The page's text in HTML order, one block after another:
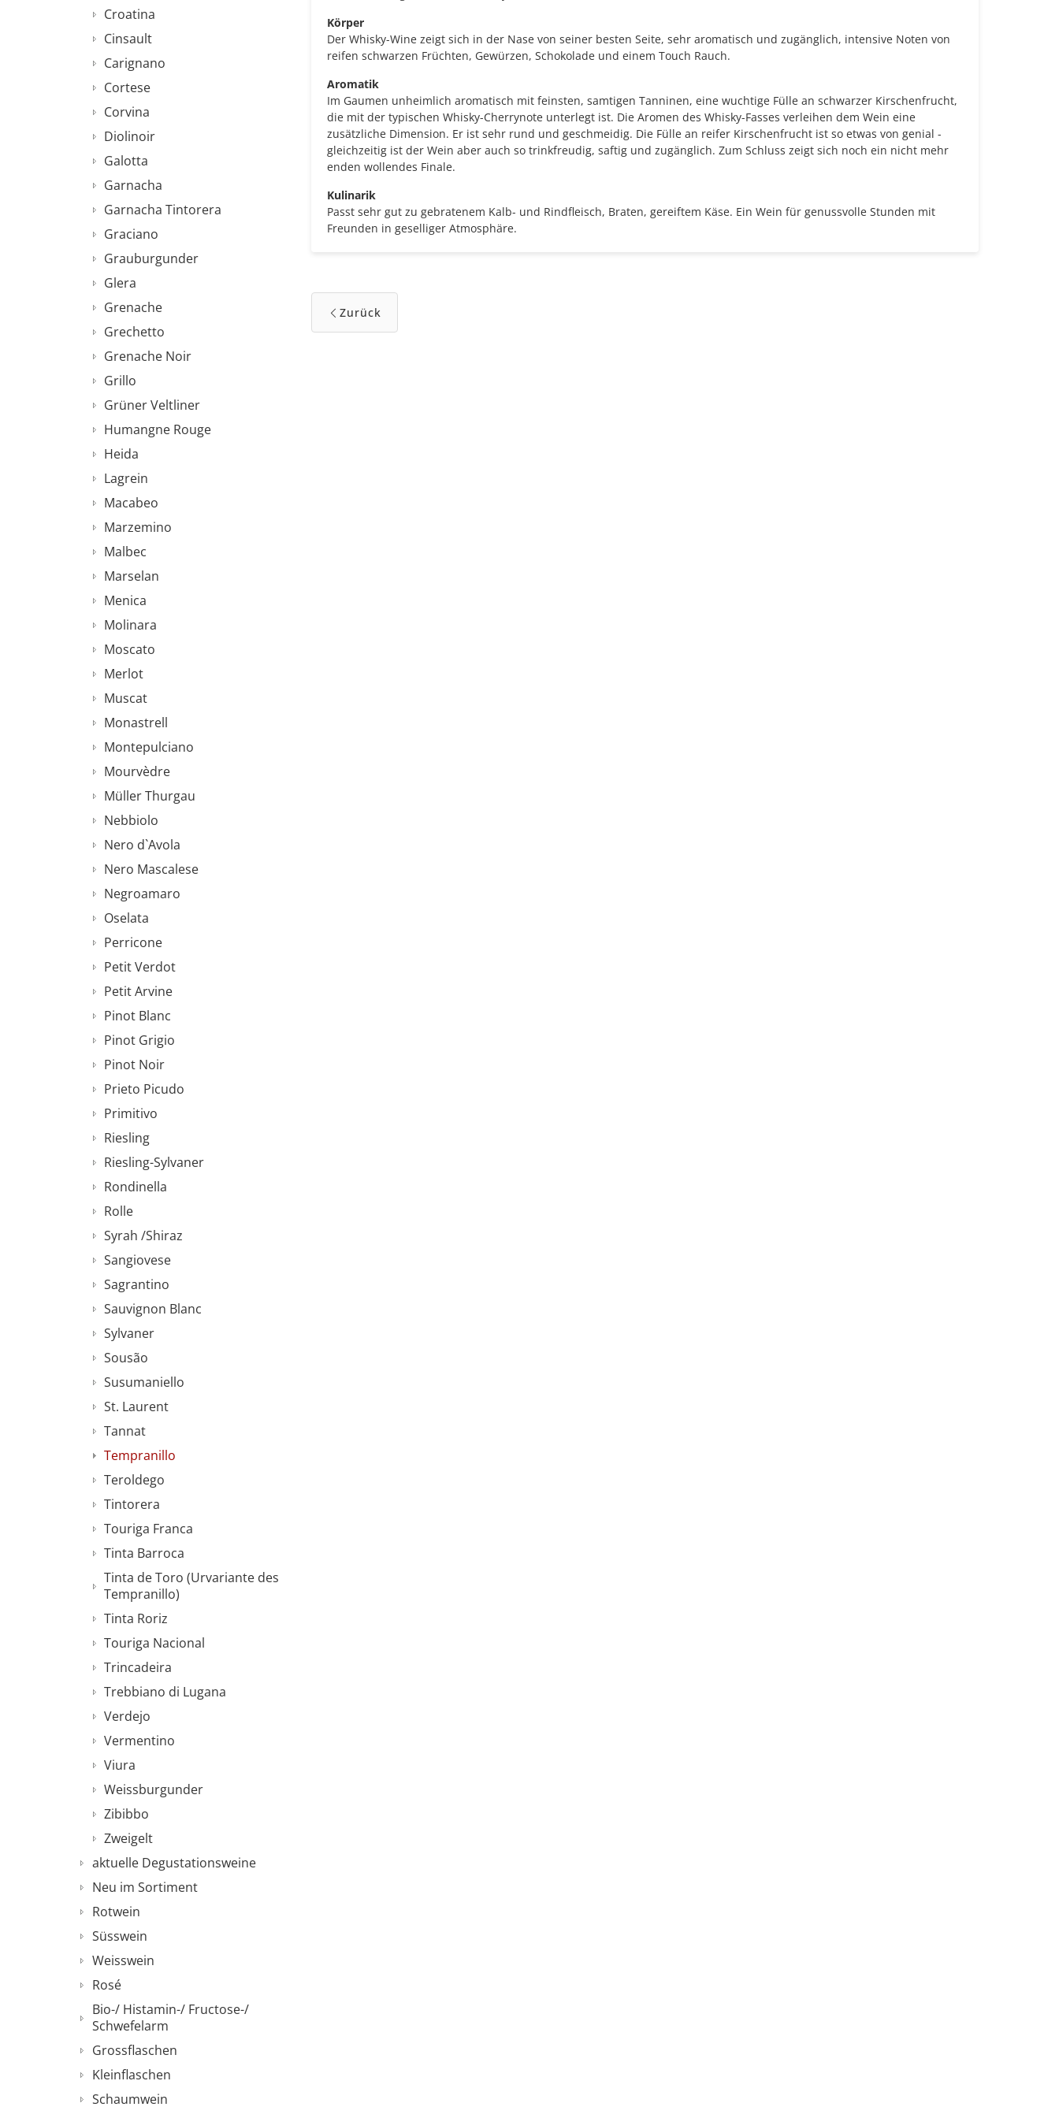
Körper
Der Whisky-Wine zeigt sich in der Nase von seiner besten Seite, sehr aromatisch und zugänglich, intensive Noten von
reifen schwarzen Früchten, Gewürzen, Schokolade und einem Touch Rauch.
Aromatik
Im Gaumen unheimlich aromatisch mit feinsten, samtigen Tanninen, eine wuchtige Fülle an schwarzer Kirschenfrucht,
die mit der typischen Whisky-Cherrynote unterlegt ist. Die Aromen des Whisky-Fasses verleihen dem Wein eine
zusätzliche Dimension. Er ist sehr rund und geschmeidig. Die Fülle an reifer Kirschenfrucht ist so etwas von genial -
gleichzeitig ist der Wein aber auch so trinkfreudig, saftig und zugänglich. Zum Schluss zeigt sich noch ein nicht mehr
enden wollendes Finale.
Kulinarik
Passt sehr gut zu gebratenem Kalb- und Rindfleisch, Braten, gereiftem Käse. Ein Wein für genussvolle Stunden mit
Freunden in geselliger Atmosphäre.
Zurück
Croatina
Cinsault
Carignano
Cortese
Corvina
Diolinoir
Galotta
Garnacha
Garnacha Tintorera
Graciano
Grauburgunder
Glera
Grenache
Grechetto
Grenache Noir
Grillo
Grüner Veltliner
Humangne Rouge
Heida
Lagrein
Macabeo
Marzemino
Malbec
Marselan
Menica
Molinara
Moscato
Merlot
Muscat
Monastrell
Montepulciano
Mourvèdre
Müller Thurgau
Nebbiolo
Nero d`Avola
Nero Mascalese
Negroamaro
Oselata
Perricone
Petit Verdot
Petit Arvine
Pinot Blanc
Pinot Grigio
Pinot Noir
Prieto Picudo
Primitivo
Riesling
Riesling-Sylvaner
Rondinella
Rolle
Syrah /Shiraz
Sangiovese
Sagrantino
Sauvignon Blanc
Sylvaner
Sousão
Susumaniello
St. Laurent
Tannat
Tempranillo
Teroldego
Tintorera
Touriga Franca
Tinta Barroca
Tinta de Toro (Urvariante des
Tempranillo)
Tinta Roriz
Touriga Nacional
Trincadeira
Trebbiano di Lugana
Verdejo
Vermentino
Viura
Weissburgunder
Zibibbo
Zweigelt
aktuelle Degustationsweine
Neu im Sortiment
Rotwein
Süsswein
Weisswein
Rosé
Bio-/ Histamin-/ Fructose-/
Schwefelarm
Grossflaschen
Kleinflaschen
Schaumwein